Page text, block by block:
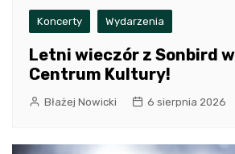
Koncerty Wydarzenia
Letni wieczór z Sonbird
Centrum Kultury!
Błażej Nowicki 6 sierpnia 2026